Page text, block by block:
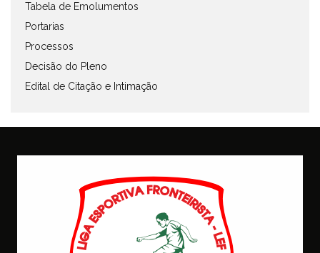
Tabela de Emolumentos
Portarias
Processos
Decisão do Pleno
Edital de Citação e Intimação